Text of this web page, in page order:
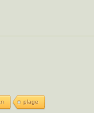
plage